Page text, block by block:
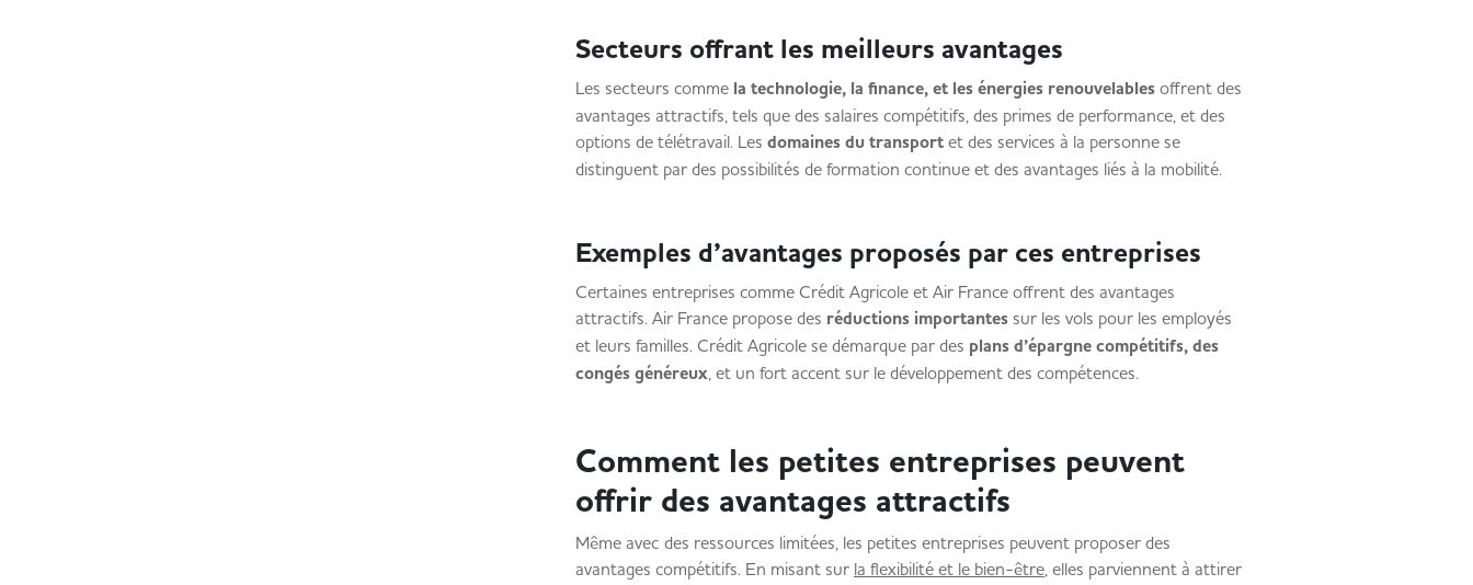
Secteurs offrant les meilleurs avantages
Les secteurs commela technologie, la finance, et les énergies renouvelablesoffrent des
avantages attractifs, tels que des salaires compétitifs, des primes de performance, et des
options de télétravail. Les domaines du transportet des services à la personne se
distinguent par des possibilités de formation continue et des avantages liés à la mobilité.
Exemples d’avantages proposés par ces entreprises
Certaines entreprises comme Crédit Agricole et Air France offrent des avantages
attractifs. Air France propose des réductions importantessur les vols pour les employés
et leurs familles. Crédit Agricole se démarque par des plans d’épargne compétitifs, des
congés généreux, et un fort accent sur le développement des compétences.
Comment les petites entreprises peuvent
offrir des avantages attractifs
Même avec des ressources limitées, les petites entreprises peuvent proposer des
avantages compétitifs. En misant sur la flexibilité et le bien-être, elles parviennent à attirer